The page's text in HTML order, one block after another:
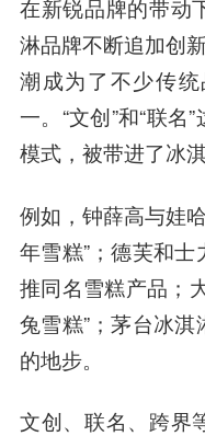
在新锐品牌的带动
淋品牌不断追加创
潮成为了不少传
一。“文创”和“联名
模式，被带进了冰淇
例如，钟薛高与娃
年雪糕”；德芙和
推同名雪糕产品；
兔雪糕”；茅台冰
的地步。
文创、联名、跨界